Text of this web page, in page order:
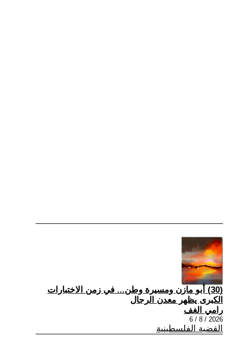
(30) أبو مازن ومسيرة وطن... في زمن الاختبارات
الكبرى يظهر معدن الرجال
رامي الغف
2026 / 8 / 6
القضية الفلسطينية